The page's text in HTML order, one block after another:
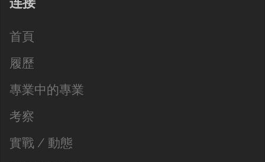
首頁
履歷
專業中的專業
考察
實戰 / 動態